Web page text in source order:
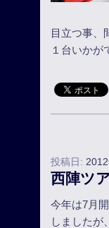
目立つ事、
１台いかが
投稿日:
西陣ツ
今年は7月
しましたが